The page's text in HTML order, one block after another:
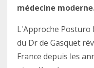
médecine
L'Approche Posturo
du Dr de Gasquet
France depuis les